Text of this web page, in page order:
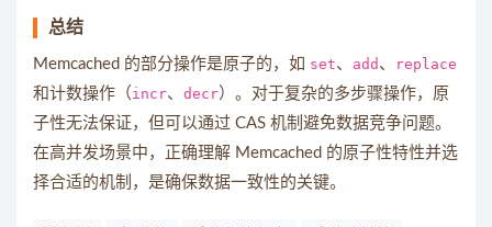
总结
Memcached 的部分操作是原子的，如 set、 add 、
replace
和计数操作（incr、 decr）。对于复杂的多步骤操作，原
子性无法保证，但可以通过 CAS 机制避免数据竞争问题。
在高并发场景中，正确理解 Memcached 的原子性特性并选
择合适的机制，是确保数据一致性的关键。